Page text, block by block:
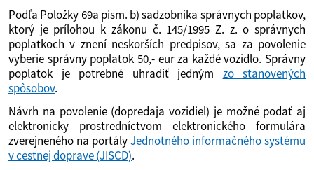
Podľa Položky 69a písm. b) sadzobníka správnych poplatkov,
ktorý je prílohou k zákonu č. 145/1995 Z. z. o správnych
poplatkoch v znení neskorších predpisov, sa za povolenie
vyberie správny poplatok 50,- eur za každé vozidlo. Správny
poplatok je potrebné uhradiť jedným zo stanovených
spôsobov.
Návrh na povolenie (dopredaja vozidiel) je možné podať aj
elektronicky prostredníctvom elektronického formulára
zverejneného na portályJednotného informačného systému
v cestnej doprave (JISCD).